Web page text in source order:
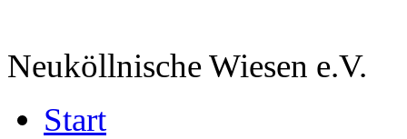
Neuköllnische Wiesen e.V.
Start